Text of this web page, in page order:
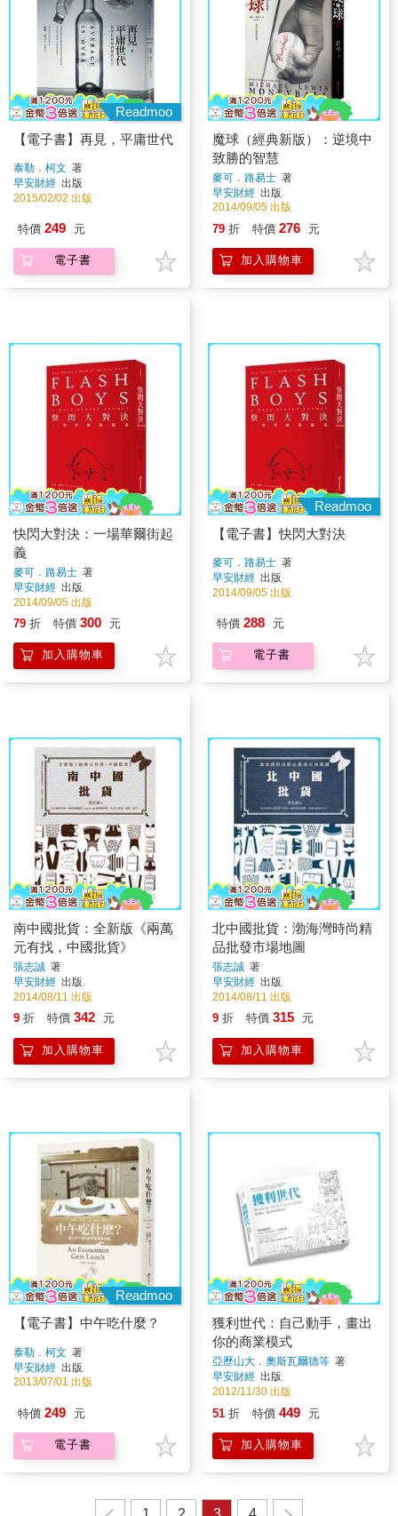
Readmoo
【電子書】再見，平庸世代
泰勒．柯文 著
早安財經 出版
2015/02/02 出版
特價 249 元
電子書
魔球（經典新版）：逆境中
致勝的智慧
麥可．路易士 著
早安財經 出版
2014/09/05 出版
79 折 特價 276 元
加入購物車
快閃大對決：一場華爾街起
義
麥可．路易士 著
早安財經 出版
2014/09/05 出版
79 折 特價 300 元
加入購物車
Readmoo
【電子書】快閃大對決
麥可．路易士 著
早安財經 出版
2014/09/05 出版
特價 288 元
電子書
南中國批貨：全新版《兩萬
元有找，中國批貨》
張志誠 著
早安財經 出版
2014/08/11 出版
9 折 特價 342 元
加入購物車
北中國批貨：渤海灣時尚精
品批發市場地圖
張志誠 著
早安財經 出版
2014/08/11 出版
9 折 特價 315 元
加入購物車
Readmoo
【電子書】中午吃什麼？
泰勒．柯文 著
早安財經 出版
2013/07/01 出版
特價 249 元
電子書
獲利世代：自己動手，畫出
你的商業模式
亞歷山大．奧斯瓦爾德等 著
早安財經 出版
2012/11/30 出版
51 折 特價 449 元
加入購物車